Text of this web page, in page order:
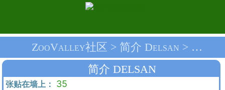
ZooValley社区 > 简介 Delsan > 首页
简介 DELSAN
张贴在墙上： 35